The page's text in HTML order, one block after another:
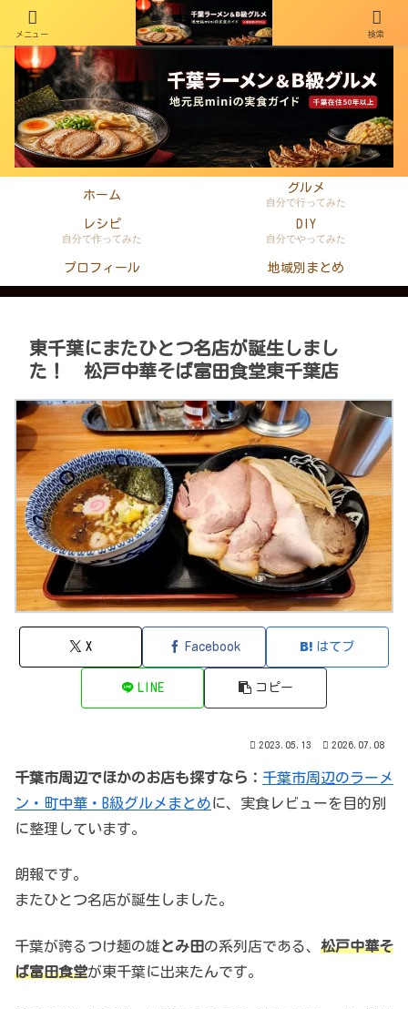
千葉在住50年以上のminiがラーメン・町中華・B級グルメを本音レビュー
ホーム
グルメ
自分で行ってみた
レシピ
自分で作ってみた
DIY
自分でやってみた
プロフィール 地域別まとめ
東千葉にまたひとつ名店が誕生しまし
た！ 松戸中華そば富田食堂東千葉店
X Facebook はてブ
LINE コピー
2023.05.13 2026.07.08
千葉市周辺でほかのお店も探すなら： 千葉市周辺のラーメ
ン・町中華・B級グルメまとめに、実食レビューを目的別
に整理しています。
朗報です。
またひとつ名店が誕生しました。
千葉が誇るつけ麺の雄とみ田の系列店である、 松戸中華そ
ば富田食堂が東千葉に出来たんです。
メニュー 検索